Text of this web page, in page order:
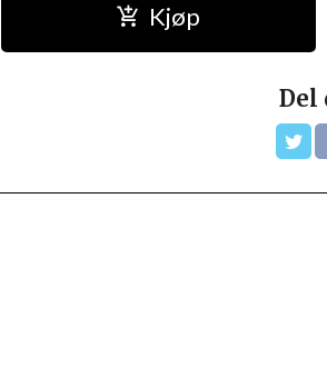
Kjøp
Del